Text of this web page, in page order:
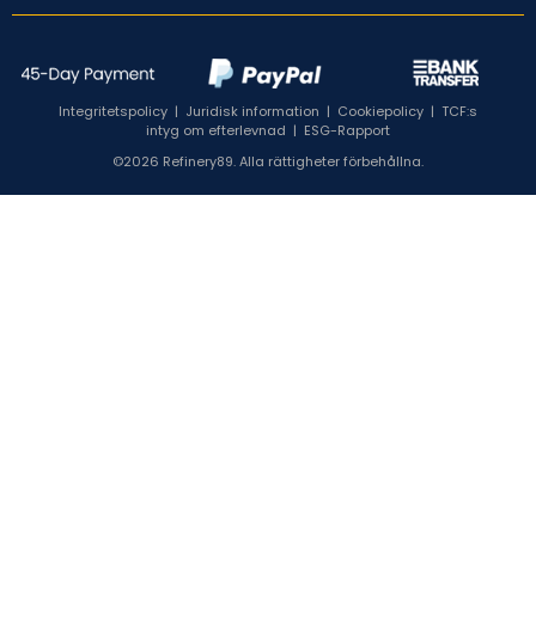
Integritetspolicy | Juridisk information | Cookiepolicy | TCF:s
intyg om efterlevnad | ESG-Rapport
©2026 Refinery89. Alla rättigheter förbehållna.